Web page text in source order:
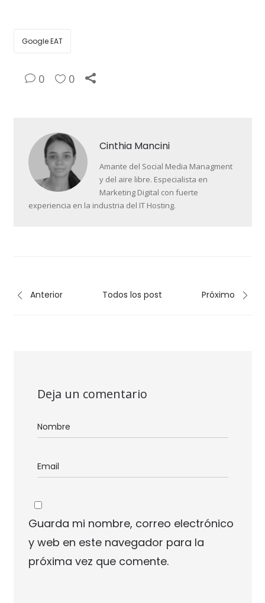
Google EAT
0 0
Cinthia Mancini
Amante del Social Media Managment
y del aire libre. Especialista en
Marketing Digital con fuerte
experiencia en la industria del IT Hosting.
Anterior Todos los post Próximo
Deja un comentario
Guarda mi nombre, correo electrónico
y web en este navegador para la
próxima vez que comente.